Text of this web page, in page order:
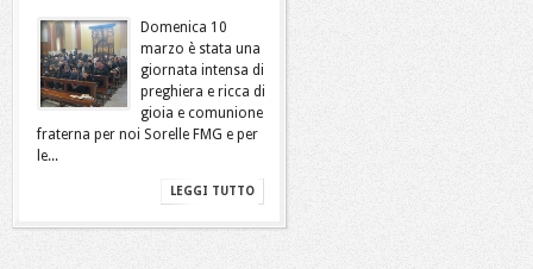
Domenica 10
marzo è stata una
giornata intensa di
preghiera e ricca di
gioia e comunione
fraterna per noi Sorelle FMG e per
le...
LEGGI TUTTO